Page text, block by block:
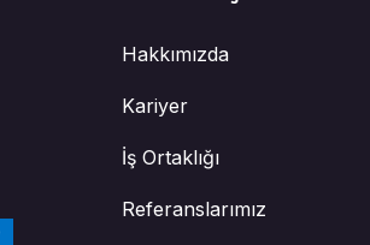
Hakkımızda
Kariyer
İş Ortaklığı
Referanslarımız